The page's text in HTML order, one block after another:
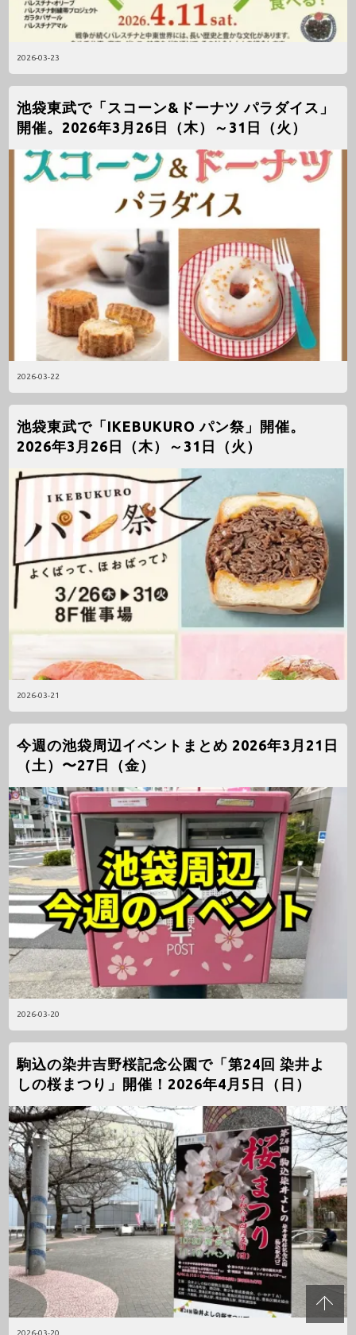
2026-03-23
2026-03-22
池袋東武で「スコーン&ドーナツ パラダイス」
開催。2026年3月26日（木）～31日（火）
2026-03-21
池袋東武で「IKEBUKURO パン祭」開催。
2026年3月26日（木）～31日（火）
2026-03-20
今週の池袋周辺イベントまとめ 2026年3月21日
（土）〜27日（金）
2026-03-20
駒込の染井吉野桜記念公園で「第24回 染井よ
しの桜まつり」開催！2026年4月5日（日）